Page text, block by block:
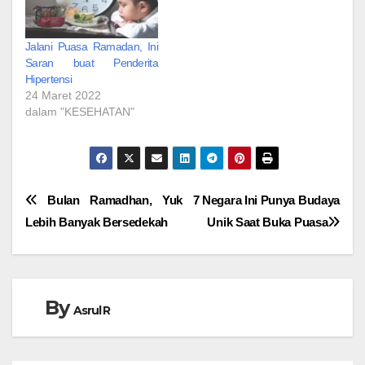
Jalani Puasa Ramadan, Ini
Saran buat Penderita
Hipertensi
24 Maret 2022
dalam "KESEHATAN"
Navigasi
7 Negara Ini Punya Budaya
Unik Saat Buka Puasa
Bulan Ramadhan, Yuk
Lebih Banyak Bersedekah
ByAsrul R